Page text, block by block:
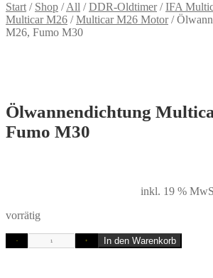
Start / Shop /All /DDR-Oldtimer/IFA
Multicar M26 /Multicar M26 Motor/
M26, Fumo M30
Ölwannendichtung
Fumo M30
inkl. 19 %
vorrätig
- + In den Warenkorb